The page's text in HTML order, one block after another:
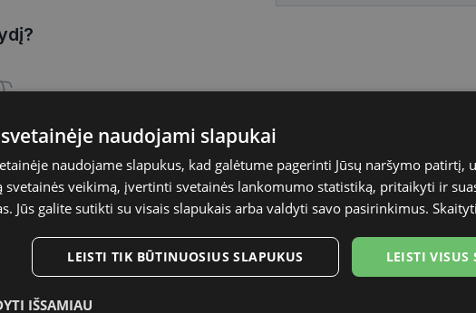
naudojami slapukai
naudojame slapukus, kad galėtume pagerinti Jūsų naršymo patirtį,
svetainės veikimą, įvertinti svetainės lankomumo statistiką, pritaikyti ir
Jūs galite sutikti su visais slapukais arba valdyti savo pasirinkimus.
LEISTI VISUS
LEISTI TIK BŪTINUOSIUS SLAPUKUS
IŠSAMIAU